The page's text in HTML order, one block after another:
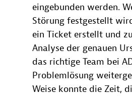
eingebunden werden.
Störung festgestellt
ein Ticket erstellt und
Analyse der genauen
das richtige Team bei
Problemlösung
Weise konnte die Zeit,